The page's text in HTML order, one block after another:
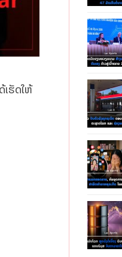
ເຮັດໃຫ້